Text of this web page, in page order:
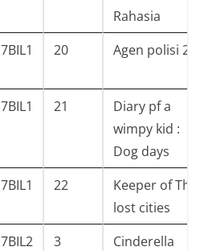
Rahasia
7BIL1 20 Agen polisi
7BIL1 21
Diary pf a
wimpy kid :
Dog days
7BIL1 22
Keeper of The
lost cities
7BIL2 3
Cinderella